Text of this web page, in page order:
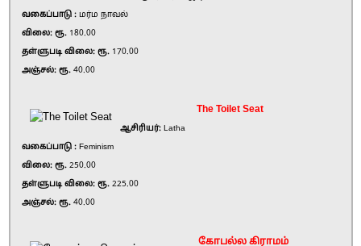
வகைப்பாடு : மர்ம நாவல்
விலை: ரூ. 180.00
தள்ளுபடி விலை: ரூ. 170.00
அஞ்சல்: ரூ. 40.00
The Toilet Seat
ஆசிரியர்: Latha
வகைப்பாடு : Feminism
விலை: ரூ. 250.00
தள்ளுபடி விலை: ரூ. 225.00
அஞ்சல்: ரூ. 40.00
கோபல்ல கிராமம்